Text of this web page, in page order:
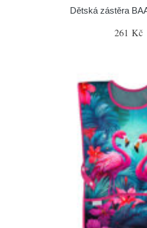
Dětská zástěra
261 Kč